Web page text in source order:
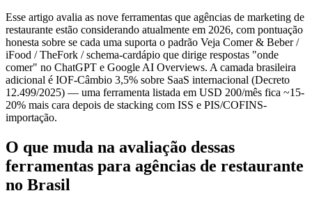
Esse artigo avalia as nove ferramentas que agências de marketing de
restaurante estão considerando atualmente em 2026, com pontuação
honesta sobre se cada uma suporta o padrão Veja Comer & Beber /
iFood / TheFork / schema-cardápio que dirige respostas "onde
comer" no ChatGPT e Google AI Overviews. A camada brasileira
adicional é IOF-Câmbio 3,5% sobre SaaS internacional (Decreto
12.499/2025) — uma ferramenta listada em USD 200/mês fica ~15-
20% mais cara depois de stacking com ISS e PIS/COFINS-
importação.
O que muda na avaliação dessas
ferramentas para agências de restaurante
no Brasil